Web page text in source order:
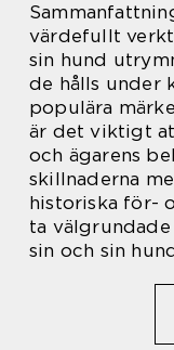
värdefullt
sin hund
de hålls under
populära
är det viktigt
och ägarens
skillnaderna
historiska för-
ta
sin och sin